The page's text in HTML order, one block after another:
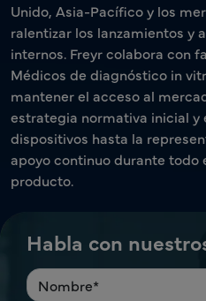
Unido, Asia-Pacífico y los
ralentizar los lanzamientos y
internos. Freyr colabora con
Médicos de diagnóstico in
mantener el acceso al
estrategia normativa inicial y
dispositivos hasta la
apoyo continuo durante todo
producto.
Habla con